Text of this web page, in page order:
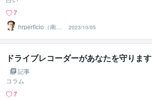
7
hrperficio（南仙
台の父）
2023/10/05
ドライブレコーダーがあなたを守ります
記事
コラム
7